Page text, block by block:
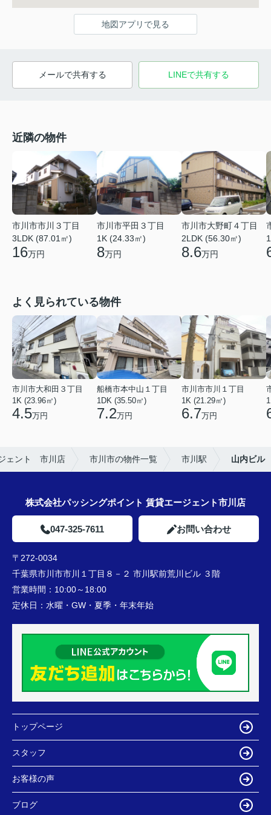
地図アプリで見る
メールで共有する LINEで共有する
近隣の物件
市川市市川３丁目
3LDK (87.01㎡)
16万円
市川市平田３丁目
1K (24.33㎡)
8万円
市川市大野町４丁目
2LDK (56.30㎡)
8.6万円
よく見られている物件
市川市大和田３丁目
1K (23.96㎡)
4.5万円
船橋市本中山１丁目
1DK (35.50㎡)
7.2万円
市川市市川１丁目
1K (21.29㎡)
6.7万円
ェント 市川店 市川市の物件一覧 市川駅 山内ビル
株式会社パッシングポイント 賃貸エージェント市川店
047-325-7611 お問い合わせ
〒272-0034
千葉県市川市市川１丁目８－２ 市川駅前荒川ビル ３階
営業時間： 10:00～18:00
定休日： 水曜・GW・夏季・年末年始
トップページ
スタッフ
お客様の声
ブログ